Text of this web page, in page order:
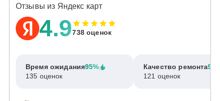
Отзывы из Яндекс карт
4.9738 оценок
Время ожидания95%
135 оценок
Качество ремонта
121 оценок